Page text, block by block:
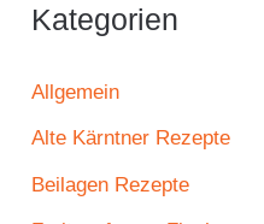
Kategorien
Allgemein
Alte Kärntner Rezepte
Beilagen Rezepte